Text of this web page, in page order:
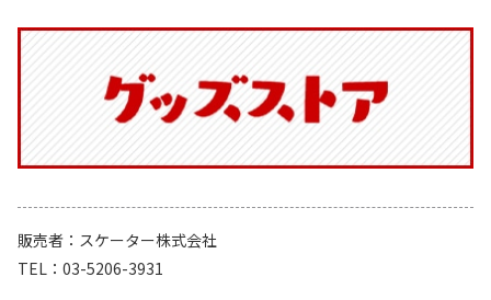
販売者
スケーター株式会社
TEL
03-5206-3931